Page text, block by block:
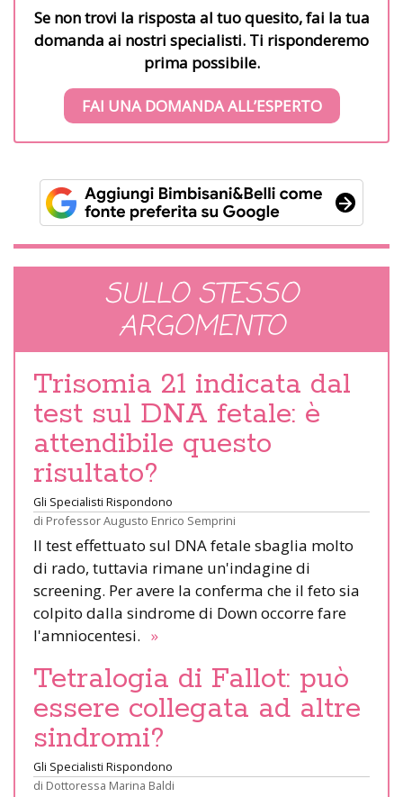
Se non trovi la risposta al tuo quesito, fai la tua
domanda ai nostri specialisti. Ti risponderemo
prima possibile.
FAI UNA DOMANDA ALL’ESPERTO
SULLO STESSO
ARGOMENTO
Trisomia 21 indicata dal
test sul DNA fetale: è
attendibile questo
risultato?
Gli Specialisti Rispondono
di Professor Augusto Enrico Semprini
Il test effettuato sul DNA fetale sbaglia molto
di rado, tuttavia rimane un'indagine di
screening. Per avere la conferma che il feto sia
colpito dalla sindrome di Down occorre fare
l'amniocentesi. »
Tetralogia di Fallot: può
essere collegata ad altre
sindromi?
Gli Specialisti Rispondono
di Dottoressa Marina Baldi